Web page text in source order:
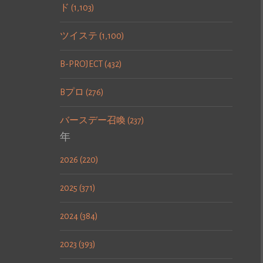
ド (1,103)
ツイステ (1,100)
B-PROJECT (432)
Bプロ (276)
バースデー召喚 (237)
年
2026 (220)
2025 (371)
2024 (384)
2023 (393)